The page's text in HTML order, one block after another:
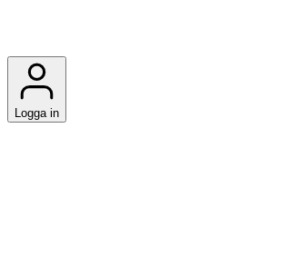
Logga in